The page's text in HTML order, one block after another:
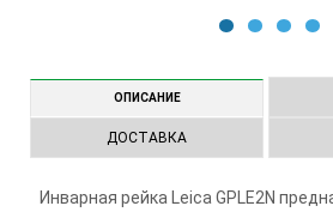
ОПИСАНИЕ
ДОСТАВКА
Инварная рейка Leica GPLE2N